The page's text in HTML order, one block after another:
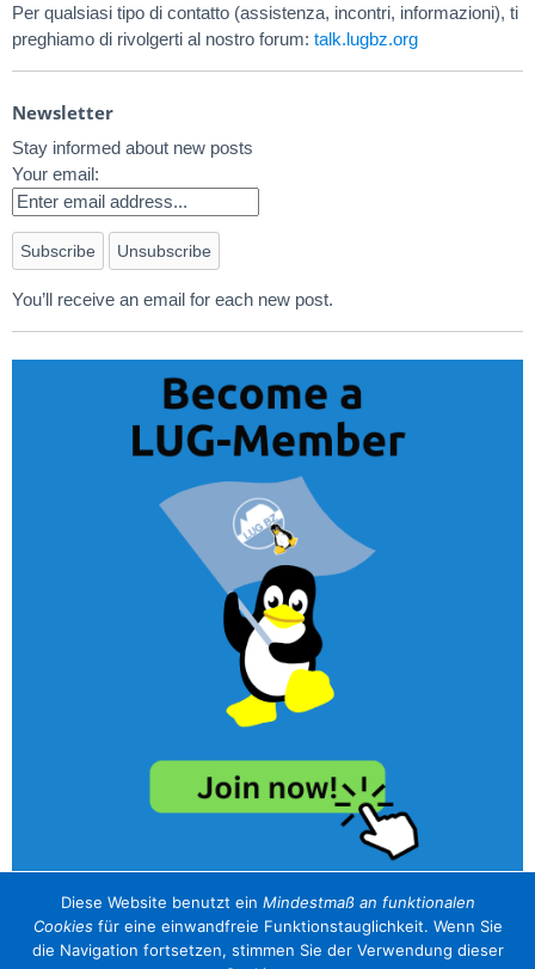
Per qualsiasi tipo di contatto (assistenza, incontri, informazioni), ti
preghiamo di rivolgerti al nostro forum: talk.lugbz.org
Newsletter
Stay informed about new posts
Your email:
You’ll receive an email for each new post.
unser Sponsor / il nostro sponsor
Diese Website benutzt ein Mindestmaß an funktionalen
Cookiesfür eine einwandfreie Funktionstauglichkeit. Wenn Sie
die Navigation fortsetzen, stimmen Sie der Verwendung dieser